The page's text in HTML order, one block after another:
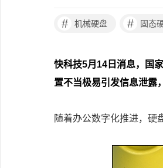
# 机械硬盘 # 固态
快科技5月14日消息，国
置不当极易引发信息泄露
随着办公数字化推进，硬